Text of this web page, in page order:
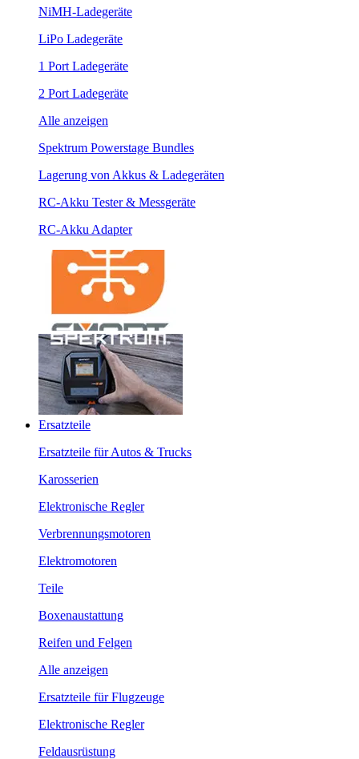
NiMH-Ladegeräte
LiPo Ladegeräte
1 Port Ladegeräte
2 Port Ladegeräte
Alle anzeigen
Spektrum Powerstage Bundles
Lagerung von Akkus & Ladegeräten
RC-Akku Tester & Messgeräte
RC-Akku Adapter
Ersatzteile
Ersatzteile für Autos & Trucks
Karosserien
Elektronische Regler
Verbrennungsmotoren
Elektromotoren
Teile
Boxenaustattung
Reifen und Felgen
Alle anzeigen
Ersatzteile für Flugzeuge
Elektronische Regler
Feldausrüstung